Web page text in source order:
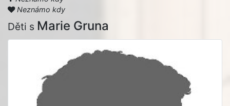
Neznámo kdy
Děti s Marie Gruna